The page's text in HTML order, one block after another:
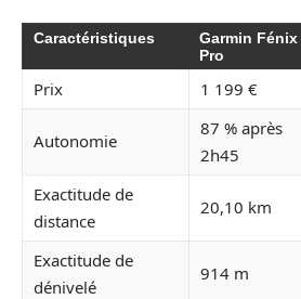
Caractéristiques
Garmin Fénix
Pro
Prix 1 199 €
Autonomie
87 % après
2h45
Exactitude de
distance
20,10 km
Exactitude de
dénivelé
914 m